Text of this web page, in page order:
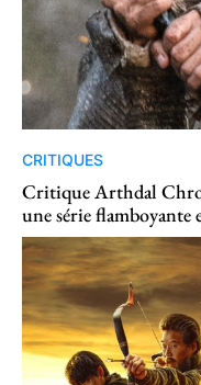
CRITIQUES
Critique Arthdal
une série